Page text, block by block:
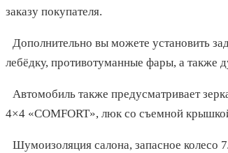
заказу покупателя.
Дополнительно вы можете установить
лебёдку, противотуманные фары, а также
Автомобиль также предусматривает
4×4 «COMFORT», люк со съемной
Шумоизоляция салона, запасное